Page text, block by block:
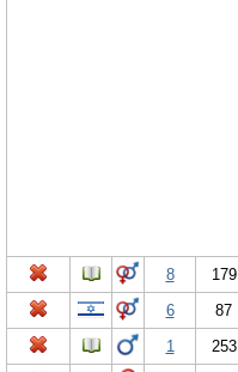
179
8
87
6
253
1